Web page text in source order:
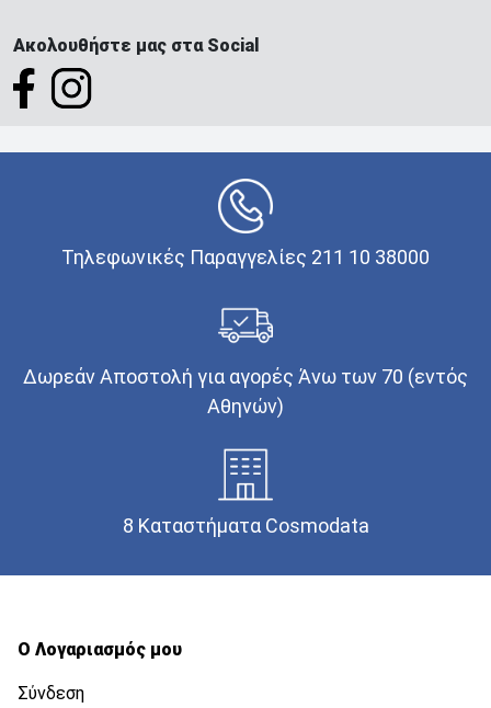
Ακολουθήστε μας στα Social
Τηλεφωνικές Παραγγελίες 211 10 38000
Δωρεάν Αποστολή για αγορές Άνω των 70 (εντός
Αθηνών)
8 Καταστήματα Cosmodata
Ο Λογαριασμός μου
Σύνδεση